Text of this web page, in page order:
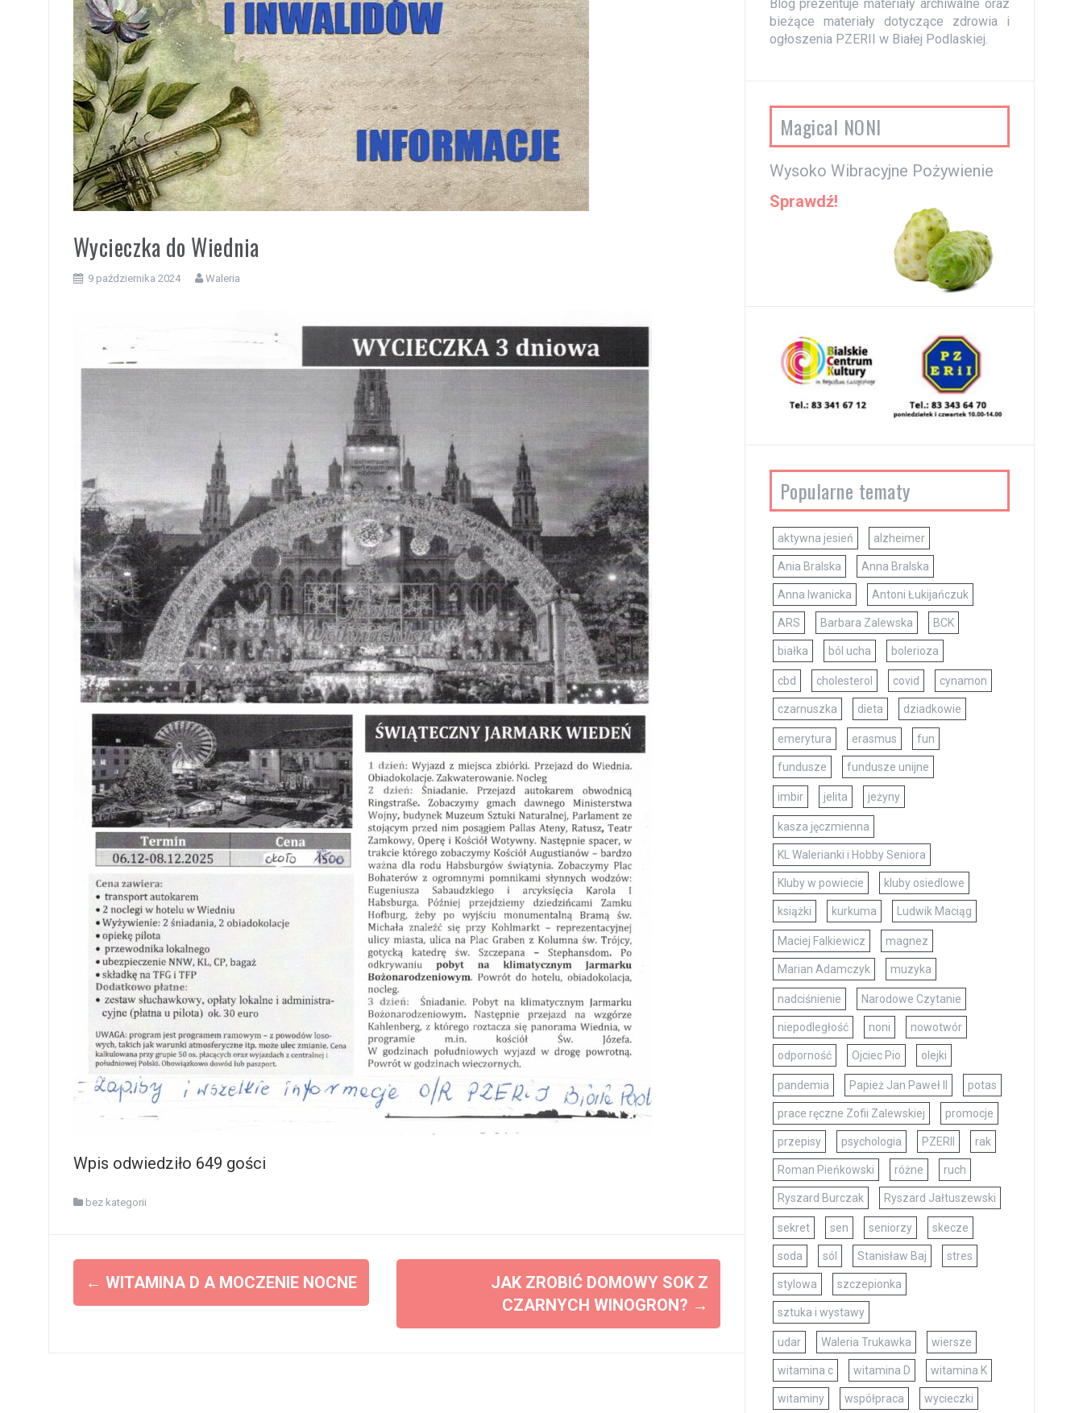
Wycieczka do Wiednia
9 października 2024 Waleria
Wpis odwiedziło 649 gości
bez kategorii
o
← WITAMINA D A MOCZENIE NOCNE
JAK ZROBIĆ DOMOWY SOK Z
CZARNYCH WINOGRON? →
Blog prezentuje materiały archiwalne oraz
bieżące materiały dotyczące zdrowia i
ogłoszenia PZERII w Białej Podlaskiej.
Magical NONI
Wysoko Wibracyjne Pożywienie
Sprawdź!
Popularne tematy
aktywna jesień alzheimer
Ania Bralska Anna Bralska
Anna Iwanicka Antoni Łukijańczuk
ARS Barbara Zalewska BCK
białka ból ucha bolerioza
cbd cholesterol covid cynamon
czarnuszka dieta dziadkowie
emerytura erasmus fun
fundusze fundusze unijne
imbir jelita jeżyny
kasza jęczmienna
KL Walerianki i Hobby Seniora
Kluby w powiecie kluby osiedlowe
książki kurkuma Ludwik Maciąg
Maciej Falkiewicz magnez
Marian Adamczyk muzyka
nadciśnienie Narodowe Czytanie
niepodległość noni nowotwór
odporność Ojciec Pio olejki
pandemia Papież Jan Paweł II potas
prace ręczne Zofii Zalewskiej promocje
przepisy psychologia PZERII rak
Roman Pieńkowski różne ruch
Ryszard Burczak Ryszard Jałtuszewski
sekret sen seniorzy skecze
soda sól Stanisław Baj stres
stylowa szczepionka
sztuka i wystawy
udar Waleria Trukawka wiersze
witamina c witamina D witamina K
witaminy współpraca wycieczki